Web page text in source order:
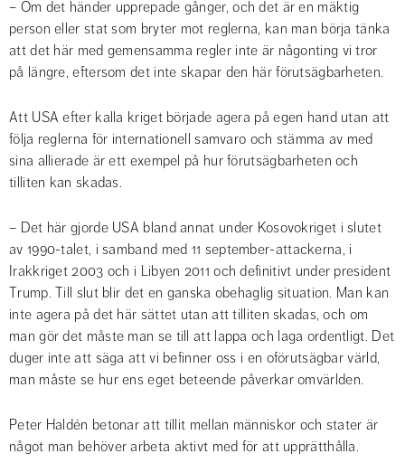
– Om det händer upprepade gånger, och det är en mäktig
person eller stat som bryter mot reglerna, kan man börja tänka
att det här med gemensamma regler inte är någonting vi tror
på längre, eftersom det inte skapar den här förutsägbarheten.
Att USA efter kalla kriget började agera på egen hand utan att
följa reglerna för internationell samvaro och stämma av med
sina allierade är ett exempel på hur förutsägbarheten och
tilliten kan skadas.
– Det här gjorde USA bland annat under Kosovokriget i slutet
av 1990-talet, i samband med 11 september-attackerna, i
Irakkriget 2003 och i Libyen 2011 och definitivt under president
Trump. Till slut blir det en ganska obehaglig situation. Man kan
inte agera på det här sättet utan att tilliten skadas, och om
man gör det måste man se till att lappa och laga ordentligt. Det
duger inte att säga att vi befinner oss i en oförutsägbar värld,
man måste se hur ens eget beteende påverkar omvärlden.
Peter Haldén betonar att tillit mellan människor och stater är
något man behöver arbeta aktivt med för att upprätthålla.